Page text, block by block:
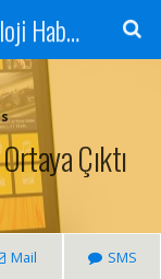
Teknolojer - En Güncel Teknoloji Haberleri
Çıktı
Mail SMS